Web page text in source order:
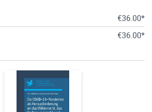
€36.00*
€36.00*